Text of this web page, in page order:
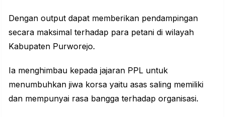
Dengan output dapat memberikan pendampingan
secara maksimal terhadap para petani di wilayah
Kabupaten Purworejo.
Ia menghimbau kepada jajaran PPL untuk
menumbuhkan jiwa korsa yaitu asas saling memiliki
dan mempunyai rasa bangga terhadap organisasi.